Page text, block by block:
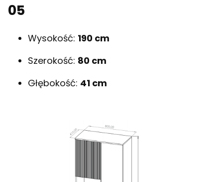
05
Wysokość: 190 cm
Szerokość: 80 cm
Głębokość: 41 cm